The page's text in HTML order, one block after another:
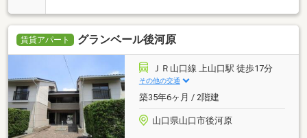
賃貸アパート グランベール後河原
ＪＲ山口線 上山口駅 徒歩17分
その他の交通
築35年6ヶ月 / 2階建
山口県山口市後河原